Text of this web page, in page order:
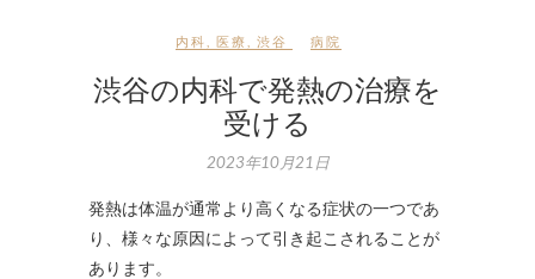
内科 医療 渋谷 病院
渋谷の内科で発熱の治療を
受ける
2023年10月21日
発熱は体温が通常より高くなる症状の一つであ
り、様々な原因によって引き起こされることが
あります。